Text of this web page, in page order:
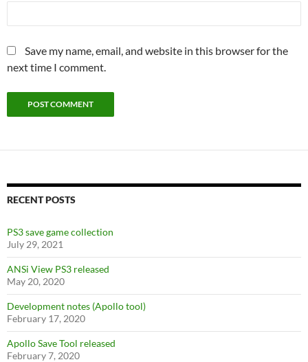
Save my name, email, and website in this browser for the
next time I comment.
RECENT POSTS
PS3 save game collection
July 29, 2021
ANSi View PS3 released
May 20, 2020
Development notes (Apollo tool)
February 17, 2020
Apollo Save Tool released
February 7, 2020